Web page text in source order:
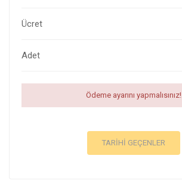
Ücret
Adet
Ödeme ayarını yapmalısınız!
TARIHI GEÇENLER